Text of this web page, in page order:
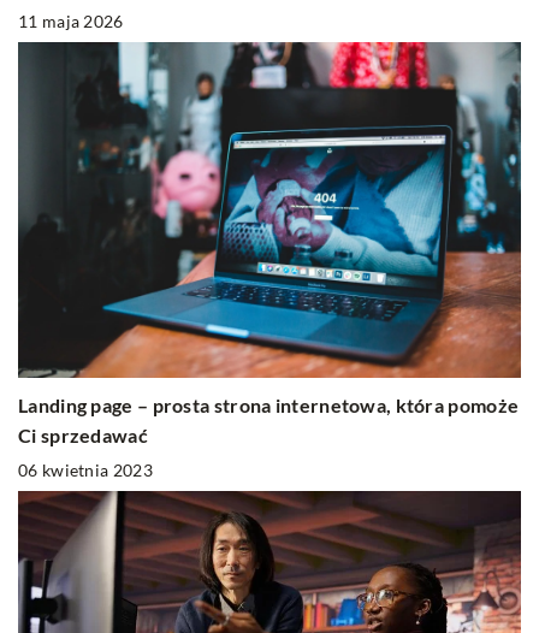
11 maja 2026
Landing page – prosta strona internetowa, która pomoże
Ci sprzedawać
06 kwietnia 2023